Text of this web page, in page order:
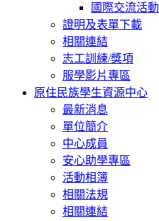
國際交流活動
證明及表單下載
相關連結
志工訓練/獎項
服學影片專區
原住民族學生資源中心
最新消息
單位簡介
中心成員
安心助學專區
活動相簿
相關法規
相關連結